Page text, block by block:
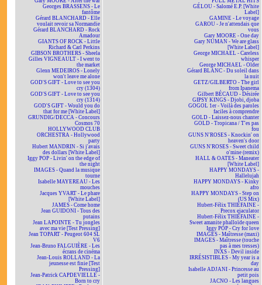
Georges BRASSENS - Le
fantôme
Gérard BLANCHARD - Elle
voulait revoir sa Normandie
Gérard BLANCHARD - Rock
Amadour
GIANTS OF ROCK - Little
Richard & Carl Perkins
GIBSON BROTHERS - Sheela
Gilles VIGNEAULT - I went to
the market
Glenn MEDEIROS - Lonely
won't leave me alone
GOD'S GIFT - Love to see you
cry (1304)
GOD'S GIFT - Love to see you
cry (1314)
GOD'S GIFT - Would you do
that for me [White Label]
GRUNDIG/DECCA - Concours
Cosmos 70
HOLLYWOOD CLUB
ORCHESTRA - Hollywood
party
Hubert MANDRIN - Si j'avais
des dollars [White Label]
Iggy POP - Livin' on the edge of
the night
IMAGES - Quand la musique
tourne
Isabelle MAYEREAU - Les
mouches
Jacques YVART - Le phare
[White Label]
JAMES - Come home
Jean GUIDONI - Tous des
putains
Jean LAPOINTE - Tu jongles
avec ma vie [Test Pressing]
Jean TOPART - Peugeot 604 SL
V6
Jean-Bruno FALGUIÈRE - Les
écrans de cinéma
Jean-Louis ROLLAND - La
jeunesse est finie [Test
Pressing]
Jean-Patrick CAPDEVIELLE -
Born to cry
GÉLOU - Salomé E.P. [White
Label]
GAMINE - Le voyage
GAROU - Je n'attendais que
vous
Gary MOORE - One day
Gary NUMAN - We are glass
[White Label]
George MICHAEL - Careless
whisper
George MICHAEL - Older
Gérard BLANC - Du soleil dans
la nuit
GETZ/GILBERTO - The girl
from Ipanema
Gilbert BÉCAUD - Désirée
GIPSY KINGS - Djobi, djoba
GOGOL 1er - Voilà des paroles
faciles à comprendre
GOLD - Laissez-nous chanter
GOLD - Tropicana / T'es pas
fou
GUNS N'ROSES - Knockin' on
heaven's door
GUNS N'ROSES - Sweet child
o'mine (remix)
HALL & OATES - Maneater
[White Label]
HAPPY MONDAYS -
Hallelujah
HAPPY MONDAYS - Kinky
afro
HAPPY MONDAYS - Step on
(US Mix)
Hubert-Félix THIÉFAINE -
Precox ejaculator
Hubert-Félix THIÉFAINE -
Sweet amanite phalloïde queen
Iggy POP - Cry for love
IMAGES - Maîtresse (maxi)
IMAGES - Maîtresse (touche
pas à mes tresses)
INXS - Devil inside
IRRÉSISTIBLES - My year is a
day
Isabelle ADJANI - Princesse au
petit pois
JACNO - Les langues